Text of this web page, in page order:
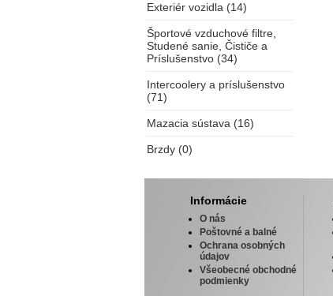
Exteriér vozidla (14)
Športové vzduchové filtre,
Studené sanie, Čističe a
Príslušenstvo (34)
Intercoolery a príslušenstvo
(71)
Mazacia sústava (16)
Brzdy (0)
Informácie
O nás
Poštovné a balné
Ochrana osobných
údajov
Všeobecné obchodné
podmienky